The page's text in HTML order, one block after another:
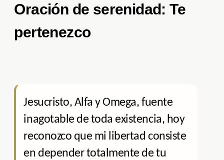
Oración de serenidad: Te
pertenezco
Jesucristo, Alfa y Omega, fuente
inagotable de toda existencia, hoy
reconozco que mi libertad consiste
en depender totalmente de tu